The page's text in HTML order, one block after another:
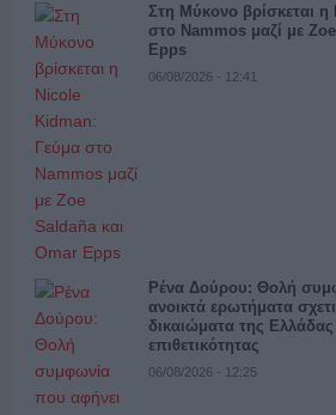
Στη Μύκονο βρίσκεται
στο Nammos μαζί με
Epps
06/08/2026 - 12:41
Ρένα Δούρου: Θολή
ανοικτά ερωτήματα
δικαιώματα της Ελλάδας
επιθετικότητας
06/08/2026 - 12:25